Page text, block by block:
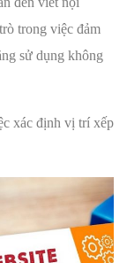
trong việc đảm
sử dụng không
xác định vị trí xếp